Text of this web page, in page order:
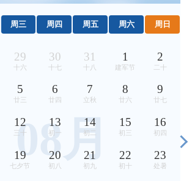
08月
周三 周四 周五 周六 周日
29
十六
30
十七
31
十八
1
建军节
2
二十
5
廿三
6
廿四
7
立秋
8
廿六
9
廿七
12
三十
13
初一
14
初二
15
初三
16
初四
19
七夕节
20
初八
21
初九
22
初十
23
处暑